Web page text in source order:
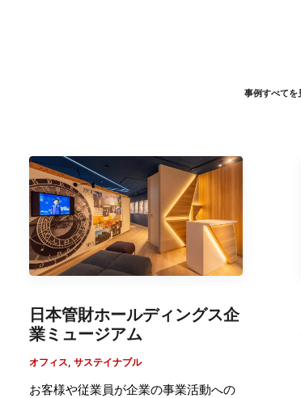
事例すべてを
日本管財ホールディングス企
業ミュージアム
オフィス, サステイナブル
お客様や従業員が企業の事業活動への